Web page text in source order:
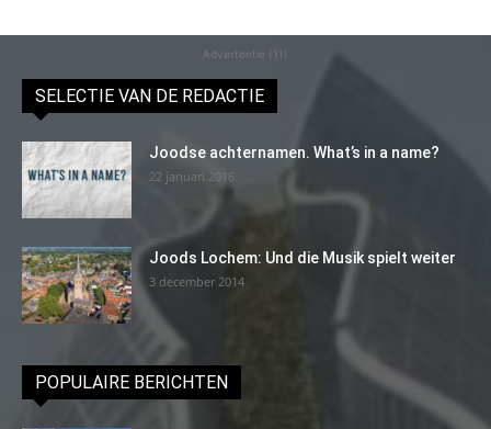
Advertentie (11)
SELECTIE VAN DE REDACTIE
Joodse achternamen. What’s in a name?
22 januari 2016
Joods Lochem: Und die Musik spielt weiter
3 december 2014
POPULAIRE BERICHTEN